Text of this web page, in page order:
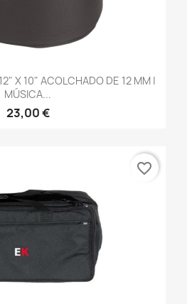
X 10" ACOLCHADO DE 12 MM |
MÚSICA...
23,00 €
favorite_border